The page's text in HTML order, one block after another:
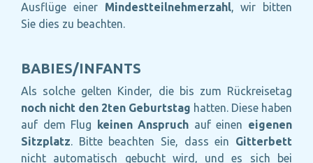
Ausflüge einerMindestteilnehmerzahl, wir bitten
Sie dies zu beachten.
BABIES/INFANTS
Als solche gelten Kinder, die bis zum Rückreisetag
noch nicht den 2ten Geburtstag hatten. Diese haben
auf dem Flug keinen Anspruch auf einen eigenen
Sitzplatz. Bitte beachten Sie, dass ein Gitterbett
nicht automatisch gebucht wird, und es sich bei